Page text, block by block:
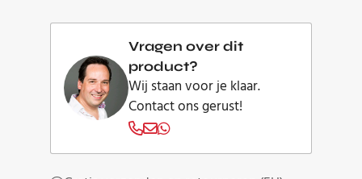
aantal
Vragen over dit
product?
Wij staan voor je klaar.
Contact ons gerust!